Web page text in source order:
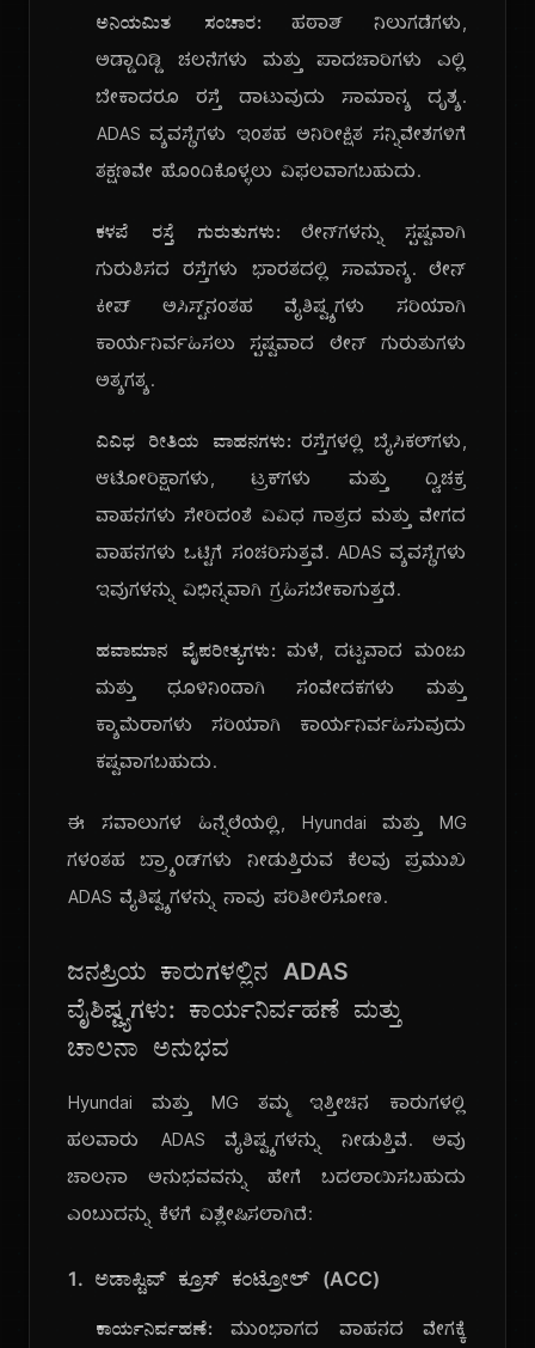
ಅನಿಯಮಿತ ಸಂಚಾರ: ಹಠಾತ್ ನಿಲುಗಡೆಗಳು,
ಅಡ್ಡಾದಿಡ್ಡಿ ಚಲನೆಗಳು ಮತ್ತು ಪಾದಚಾರಿಗಳು ಎಲ್ಲಿ
ಬೇಕಾದರೂ ರಸ್ತೆ ದಾಟುವುದು ಸಾಮಾನ್ಯ ದೃಶ್ಯ.
ADAS ವ್ಯವಸ್ಥೆಗಳು ಇಂತಹ ಅನಿರೀಕ್ಷಿತ ಸನ್ನಿವೇಶಗಳಿಗೆ
ತಕ್ಷಣವೇ ಹೊಂದಿಕೊಳ್ಳಲು ವಿಫಲವಾಗಬಹುದು.
ಕಳಪೆ ರಸ್ತೆ ಗುರುತುಗಳು: ಲೇನ್‌ಗಳನ್ನು ಸ್ಪಷ್ಟವಾಗಿ
ಗುರುತಿಸದ ರಸ್ತೆಗಳು ಭಾರತದಲ್ಲಿ ಸಾಮಾನ್ಯ. ಲೇನ್
ಕೀಪ್ ಅಸಿಸ್ಟ್‌ನಂತಹ ವೈಶಿಷ್ಟ್ಯಗಳು ಸರಿಯಾಗಿ
ಕಾರ್ಯನಿರ್ವಹಿಸಲು ಸ್ಪಷ್ಟವಾದ ಲೇನ್ ಗುರುತುಗಳು
ಅತ್ಯಗತ್ಯ.
ವಿವಿಧ ರೀತಿಯ ವಾಹನಗಳು: ರಸ್ತೆಗಳಲ್ಲಿ ಬೈಸಿಕಲ್‌ಗಳು,
ಆಟೋರಿಕ್ಷಾಗಳು, ಟ್ರಕ್‌ಗಳು ಮತ್ತು ದ್ವಿಚಕ್ರ
ವಾಹನಗಳು ಸೇರಿದಂತೆ ವಿವಿಧ ಗಾತ್ರದ ಮತ್ತು ವೇಗದ
ವಾಹನಗಳು ಒಟ್ಟಿಗೆ ಸಂಚರಿಸುತ್ತವೆ. ADAS ವ್ಯವಸ್ಥೆಗಳು
ಇವುಗಳನ್ನು ವಿಭಿನ್ನವಾಗಿ ಗ್ರಹಿಸಬೇಕಾಗುತ್ತದೆ.
ಹವಾಮಾನ ವೈಪರೀತ್ಯಗಳು: ಮಳೆ, ದಟ್ಟವಾದ ಮಂಜು
ಮತ್ತು ಧೂಳಿನಿಂದಾಗಿ ಸಂವೇದಕಗಳು ಮತ್ತು
ಕ್ಯಾಮೆರಾಗಳು ಸರಿಯಾಗಿ ಕಾರ್ಯನಿರ್ವಹಿಸುವುದು
ಕಷ್ಟವಾಗಬಹುದು.
ಈ ಸವಾಲುಗಳ ಹಿನ್ನೆಲೆಯಲ್ಲಿ, Hyundai ಮತ್ತು MG
ಗಳಂತಹ ಬ್ರ್ಯಾಂಡ್‌ಗಳು ನೀಡುತ್ತಿರುವ ಕೆಲವು ಪ್ರಮುಖ
ADAS ವೈಶಿಷ್ಟ್ಯಗಳನ್ನು ನಾವು ಪರಿಶೀಲಿಸೋಣ.
ಜನಪ್ರಿಯ ಕಾರುಗಳಲ್ಲಿನ ADAS
ವೈಶಿಷ್ಟ್ಯಗಳು: ಕಾರ್ಯನಿರ್ವಹಣೆ ಮತ್ತು
ಚಾಲನಾ ಅನುಭವ
Hyundai ಮತ್ತು MG ತಮ್ಮ ಇತ್ತೀಚಿನ ಕಾರುಗಳಲ್ಲಿ
ಹಲವಾರು ADAS ವೈಶಿಷ್ಟ್ಯಗಳನ್ನು ನೀಡುತ್ತಿವೆ. ಅವು
ಚಾಲನಾ ಅನುಭವವನ್ನು ಹೇಗೆ ಬದಲಾಯಿಸಬಹುದು
ಎಂಬುದನ್ನು ಕೆಳಗೆ ವಿಶ್ಲೇಷಿಸಲಾಗಿದೆ:
1. ಅಡಾಪ್ಟಿವ್ ಕ್ರೂಸ್ ಕಂಟ್ರೋಲ್ (ACC)
ಕಾರ್ಯನಿರ್ವಹಣೆ: ಮುಂಭಾಗದ ವಾಹನದ ವೇಗಕ್ಕೆ